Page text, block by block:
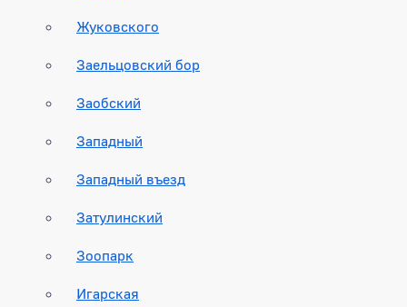
Жуковского
Заельцовский бор
Заобский
Западный
Западный въезд
Затулинский
Зоопарк
Игарская